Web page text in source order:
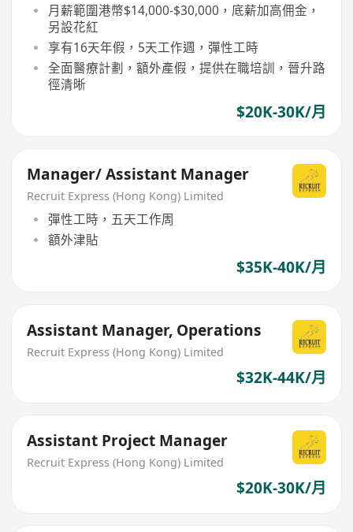
月薪範圍港幣$14,000-$30,000，底薪加高佣金，
另設花紅
享有16天年假，5天工作週，彈性工時
全面醫療計劃，額外產假，提供在職培訓，晉升路
徑清晰
$20K-30K/月
Manager/ Assistant Manager
Recruit Express (Hong Kong) Limited
彈性工時，五天工作周
額外津貼
$35K-40K/月
Assistant Manager, Operations
Recruit Express (Hong Kong) Limited
$32K-44K/月
Assistant Project Manager
Recruit Express (Hong Kong) Limited
$20K-30K/月